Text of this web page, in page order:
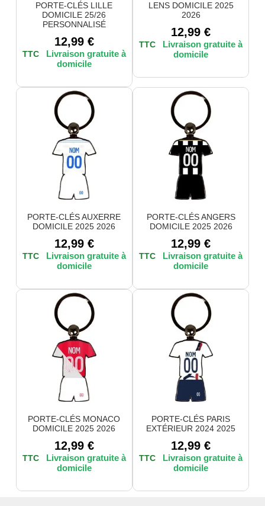
PORTE-CLÉS LILLE
DOMICILE 25/26
PERSONNALISÉ
12,99 €
TTC
LENS DOMICILE 2025
2026
12,99 €
TTC
PORTE-CLÉS AUXERRE
DOMICILE 2025 2026
12,99 €
TTC
PORTE-CLÉS ANGERS
DOMICILE 2025 2026
12,99 €
TTC
PORTE-CLÉS MONACO
DOMICILE 2025 2026
12,99 €
TTC
PORTE-CLÉS PARIS
EXTÉRIEUR 2024 2025
12,99 €
TTC